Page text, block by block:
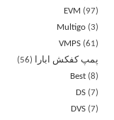
EVM
97
Multigo 3
VMPS 61
پمپ کفکش ابارا
56
Best 8
DS 7
DVS 7